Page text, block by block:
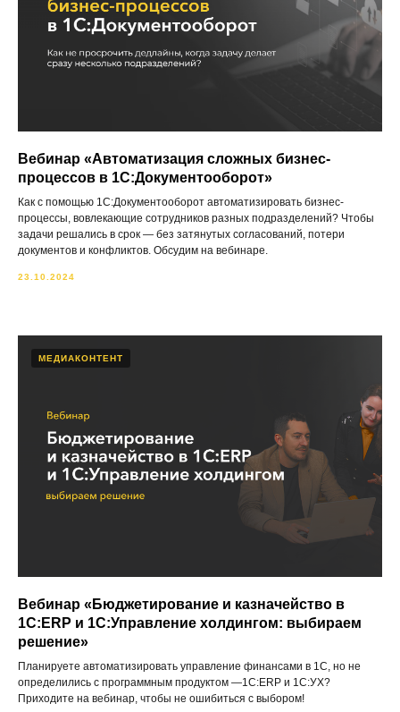
Вебинар «Автоматизация сложных бизнес-
процессов в 1С:Документооборот»
Как с помощью 1С:Документооборот автоматизировать бизнес-
процессы, вовлекающие сотрудников разных подразделений? Чтобы
задачи решались в срок — без затянутых согласований, потери
документов и конфликтов. Обсудим на вебинаре.
23.10.2024
МЕДИАКОНТЕНТ
Вебинар «Бюджетирование и казначейство в
1С:ERP и 1С:Управление холдингом: выбираем
решение»
Планируете автоматизировать управление финансами в 1С, но не
определились с программным продуктом —1С:ERP и 1С:УХ?
Приходите на вебинар, чтобы не ошибиться с выбором!